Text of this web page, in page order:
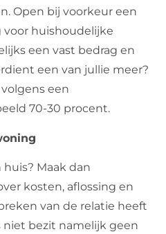
Open bij voorkeur een
huishoudelijke
een vast bedrag en
een van jullie meer?
een
70-30 procent.
Maak dan
kosten, aflossing en
van de relatie heeft
bezit namelijk geen